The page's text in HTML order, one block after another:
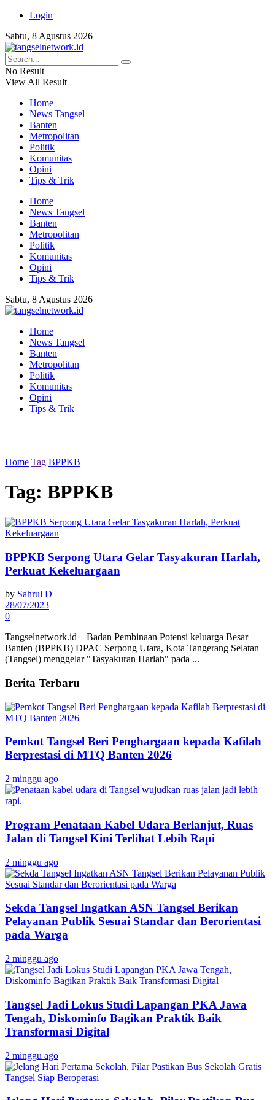
Login
Sabtu, 8 Agustus 2026
No Result
View All Result
Home
News Tangsel
Banten
Metropolitan
Politik
Komunitas
Opini
Tips & Trik
Home
News Tangsel
Banten
Metropolitan
Politik
Komunitas
Opini
Tips & Trik
Sabtu, 8 Agustus 2026
Home
News Tangsel
Banten
Metropolitan
Politik
Komunitas
Opini
Tips & Trik
Home Tag BPPKB
Tag: BPPKB
BPPKB Serpong Utara Gelar Tasyakuran Harlah,
Perkuat Kekeluargaan
by Sahrul D
28/07/2023
0
Tangselnetwork.id – Badan Pembinaan Potensi keluarga Besar
Banten (BPPKB) DPAC Serpong Utara, Kota Tangerang Selatan
(Tangsel) menggelar "Tasyakuran Harlah" pada ...
Berita Terbaru
Pemkot Tangsel Beri Penghargaan kepada Kafilah
Berprestasi di MTQ Banten 2026
2 minggu ago
Program Penataan Kabel Udara Berlanjut, Ruas
Jalan di Tangsel Kini Terlihat Lebih Rapi
2 minggu ago
Sekda Tangsel Ingatkan ASN Tangsel Berikan
Pelayanan Publik Sesuai Standar dan Berorientasi
pada Warga
2 minggu ago
Tangsel Jadi Lokus Studi Lapangan PKA Jawa
Tengah, Diskominfo Bagikan Praktik Baik
Transformasi Digital
2 minggu ago